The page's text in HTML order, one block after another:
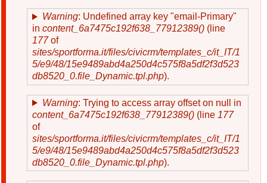
Warning: Undefined array key "email-Primary"
in content_6a7475c192f638_77912389() (line
177 of
sites/sportforma.it/files/civicrm/templates_c/it_IT/1
5/e9/48/15e9489abd4a250d4c575f8a5df2f3d523
db8520_0.file_Dynamic.tpl.php).
Warning: Trying to access array offset on null in
content_6a7475c192f638_77912389() (line 177
of
sites/sportforma.it/files/civicrm/templates_c/it_IT/1
5/e9/48/15e9489abd4a250d4c575f8a5df2f3d523
db8520_0.file_Dynamic.tpl.php).